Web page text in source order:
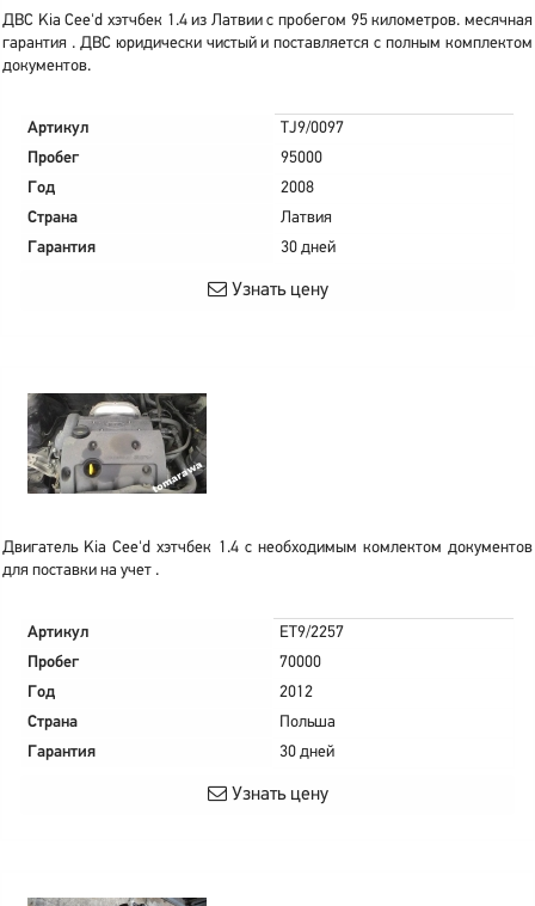
ДВС Kia Cee'd хэтчбек 1.4 из Латвии с пробегом 95 километров. месячная
гарантия . ДВС юридически чистый и поставляется с полным комплектом
документов.
Артикул
TJ9/0097
Пробег
95000
Год
2008
Страна
Латвия
Гарантия
30 дней
Узнать цену
Двигатель Kia Cee'd хэтчбек 1.4 с необходимым комлектом документов
для поставки на учет .
Артикул
ET9/2257
Пробег
70000
Год
2012
Страна
Польша
Гарантия
30 дней
Узнать цену